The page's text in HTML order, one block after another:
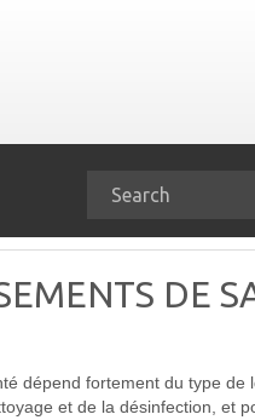
DE
dépend fortement du type de
et de la désinfection, et